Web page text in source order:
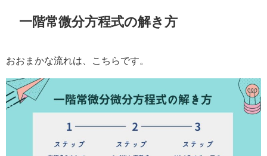
一階常微分方程式の解き方
おおまかな流れは、こちらです。